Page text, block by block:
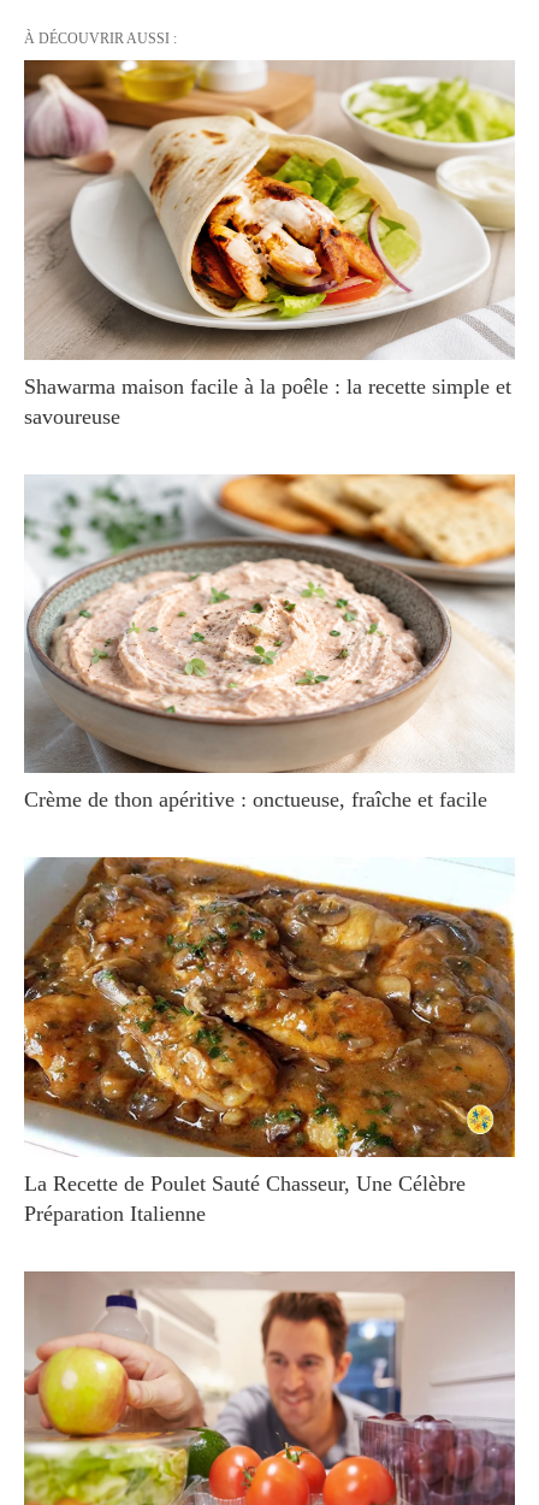
À DÉCOUVRIR AUSSI :
Shawarma maison facile à la poêle : la recette simple et
savoureuse
Crème de thon apéritive : onctueuse, fraîche et facile
La Recette de Poulet Sauté Chasseur, Une Célèbre
Préparation Italienne